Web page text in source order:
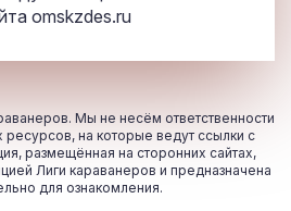
omskzdes.ru
Мы не несём ответственности
на которые ведут ссылки с
размещённая на сторонних сайтах,
Лиги караванеров и предназначена
для ознакомления.